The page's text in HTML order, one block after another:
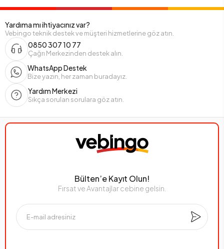
Yardıma mı ihtiyacınız var?
Vebingo teknik destek ve müşteri hizmetlerine göz atın.
0850 307 10 77
Çağrı Merkezinden destek alın.
WhatsApp Destek
Bize yazın, her zaman buradayız.
Yardım Merkezi
Sıkça sorulan sorulara göz atın.
Bülten’e Kayıt Olun!
Fırsat ve Avantajlar cebine gelsin.